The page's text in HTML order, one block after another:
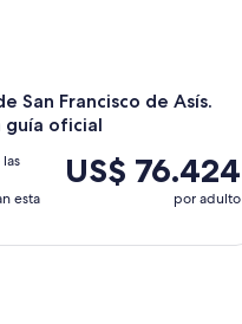
San Francisco de Asís.
guía oficial
US$ 76.424
por adulto
esta